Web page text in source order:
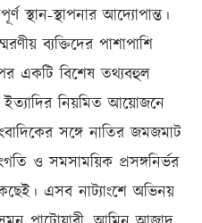
স্থান-স্থাপনার আদ্যোপান্ত।
ব্যক্তিদের পাশাপাশি
একটি বিশেষ তথ্যবহুল
ইত্যাদির নিয়মিত আয়োজনে
সঙ্গে নাতির জমজমাট
ও সমসাময়িক প্রসঙ্গনির্ভর
এসব নাট্যাংশে অভিনয়